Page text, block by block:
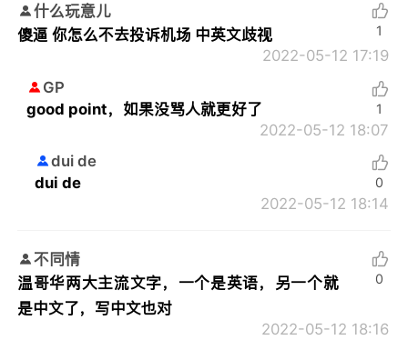
什么玩意儿
傻逼 你怎么不去投诉机场 中英文歧视
2022-05-12 17:19
1
GP
good point，如果没骂人就更好了
2022-05-12 18:07
1
dui de
dui de
2022-05-12 18:14
0
不同情
温哥华两大主流文字，一个是英语，另一个就
是中文了，写中文也对
2022-05-12 18:16
0